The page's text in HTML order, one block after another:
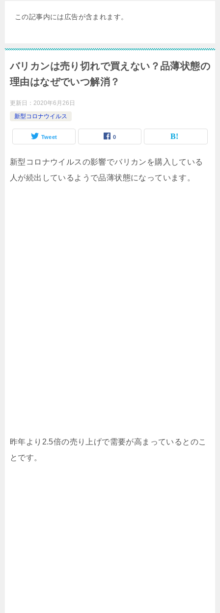
この記事内には広告が含まれます。
バリカンは売り切れで買えない？品薄状態の
理由はなぜでいつ解消？
更新日： 2020年6月26日
新型コロナウイルス
Tweet 0
新型コロナウイルスの影響でバリカンを購入している
人が続出しているようで品薄状態になっています。
昨年より2.5倍の売り上げで需要が高まっているとのこ
とです。